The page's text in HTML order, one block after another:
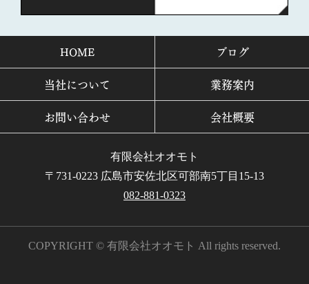
HOME
ブログ
当社について
業務案内
お問い合わせ
会社概要
有限会社オオモト
〒731-0223 広島市安佐北区可部南5丁目15-13
082-881-0323
COPYRIGHT © 有限会社オオモト All rights reserved.